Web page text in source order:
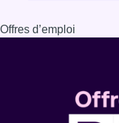
Offres d’emploi